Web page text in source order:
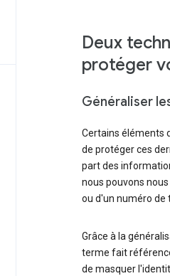
Deux
protéger
Généraliser
Certains éléments
de protéger ces
part des
nous pouvons
ou d'un numéro de
Grâce à la
terme fait
de masquer